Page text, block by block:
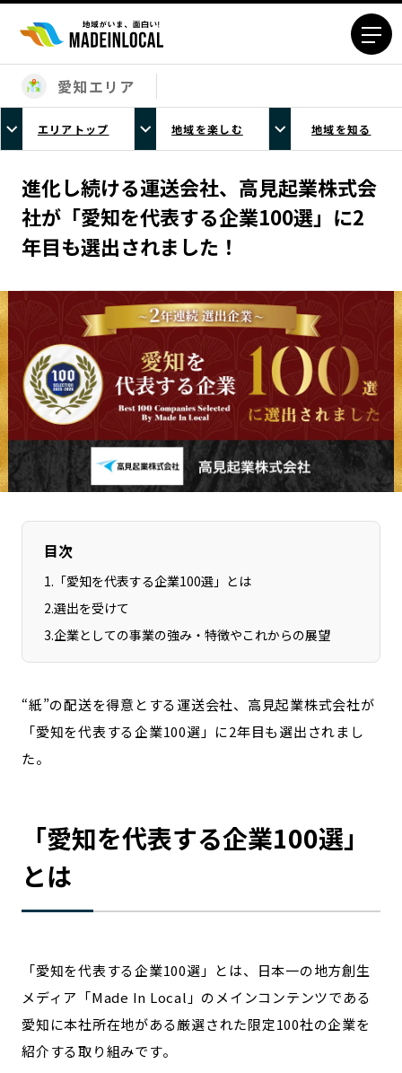
エリアから探す
北海道エリア
青森エリア
岩手エリア
宮城エリア
秋田エリア
山形エリア
福島エリア
茨城エリア
栃木エリア
群馬エリア
埼玉エリア
千葉エリア
東京23区エリア
多摩エリア
神奈川エリア
新潟エリア
富山エリア
福井エリア
山梨エリア
長野エリア
岐阜エリア
静岡エリア
愛知エリア
三重エリア
滋賀エリア
河内エリア
奈良エリア
和歌山エリア
鳥取エリア
香川エリア
愛媛エリア
高知エリア
福岡エリア
佐賀エリア
沖縄エリア
カテゴリから探す
プレスリリース
行政連携記事
MILCプロジェクト
愛知エリア
エリアトップ 地域を楽しむ 地域を知る
進化し続ける運送会社、高見起業株式会
社が「愛知を代表する企業100選」に2
年目も選出されました！
目次
1. 「愛知を代表する企業100選」とは
2.選出を受けて
3.企業としての事業の強み・特徴やこれからの展望
“紙”の配送を得意とする運送会社、高見起業株式会社が
「愛知を代表する企業100選」に2年目も選出されまし
た。
「愛知を代表する企業100選」
とは
「愛知を代表する企業100選」とは、日本一の地方創生
メディア「Made In Local」のメインコンテンツである
愛知に本社所在地がある厳選された限定100社の企業を
紹介する取り組みです。